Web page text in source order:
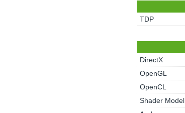
TDP
DirectX
OpenGL
OpenCL
Shader Model